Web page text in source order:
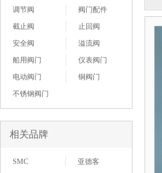
调节阀
阀门配件
截止阀
止回阀
安全阀
溢流阀
船用阀门
仪表阀门
电动阀门
铜阀门
不锈钢阀门
相关品牌
SMC 亚德客